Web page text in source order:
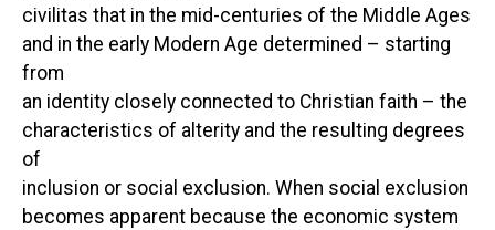
civilitas that in the mid-centuries of the Middle Ages
and in the early Modern Age determined – starting
from
an identity closely connected to Christian faith – the
characteristics of alterity and the resulting degrees
of
inclusion or social exclusion. When social exclusion
becomes apparent because the economic system